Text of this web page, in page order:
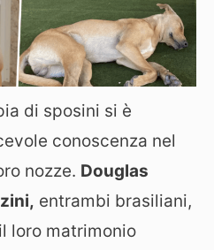
di sposini si è
conoscenza nel
nozze. Douglas
entrambi brasiliani,
loro matrimonio